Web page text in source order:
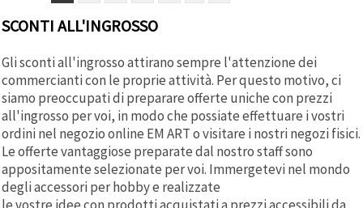
SCONTI ALL'INGROSSO
Gli sconti all'ingrosso attirano sempre l'attenzione dei
commercianti con le proprie attività. Per questo motivo, ci
siamo preoccupati di preparare offerte uniche con prezzi
all'ingrosso per voi, in modo che possiate effettuare i vostri
ordini nel negozio online EM ART o visitare i nostri negozi fisici.
Le offerte vantaggiose preparate dal nostro staff sono
appositamente selezionate per voi. Immergetevi nel mondo
degli accessori per hobby e realizzate
le vostre idee con prodotti acquistati a prezzi accessibili da